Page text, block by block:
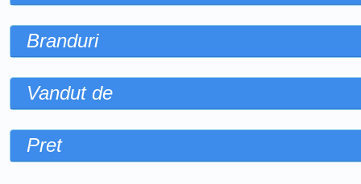
Branduri
Vandut de
Pret